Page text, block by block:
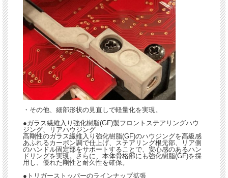
・その他、細部形状の見直しで軽量化を実現。
●ガラス繊維入り強化樹脂(GF)製フロントステアリングハウ
ジング、リアハウジング
高剛性のガラス繊維入り強化樹脂(GF)のハウジングを高級感
あふれるカーボン調で仕上げ、ステアリング根元部、リア側
のハンドル固定部をサポートすることで、安心感のあるハン
ドリングを実現。さらに、本体骨格部にも強化樹脂(GF)を採
用し、優れた剛性と耐久性を確保。
●トリガーストッパーのラインナップ拡張